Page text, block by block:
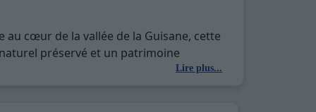
cœur de la vallée de la Guisane, cette
préservé et un patrimoine
à couper le souffle. SerreLire plus...